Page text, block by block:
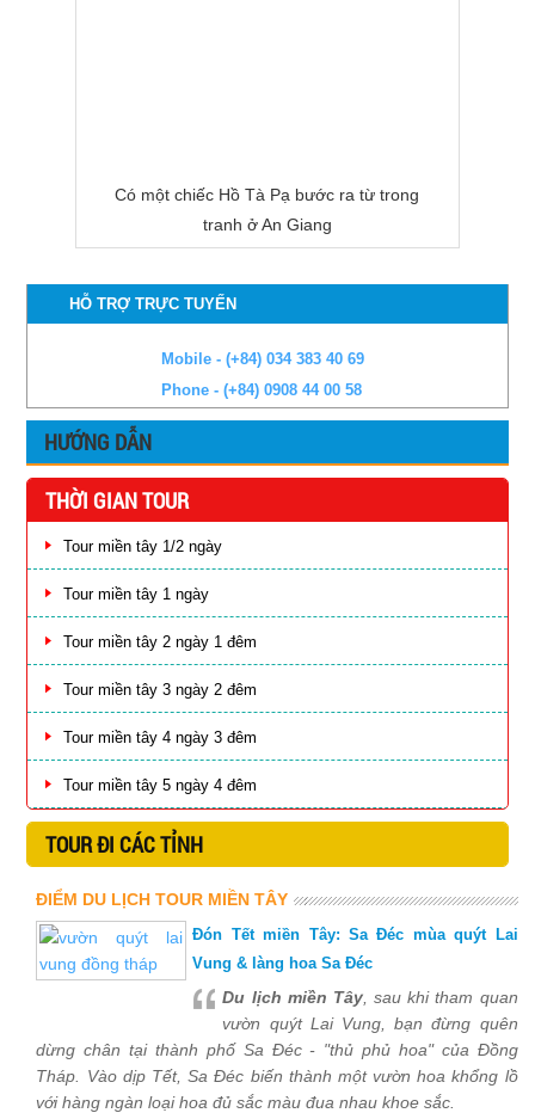
Có một chiếc Hồ Tà Pạ bước ra từ trong
tranh ở An Giang
HỖ TRỢ TRỰC TUYẾN
Mobile - (+84) 034 383 40 69
Phone - (+84) 0908 44 00 58
HƯỚNG DẪN
THỜI GIAN TOUR
Tour miền tây 1/2 ngày
Tour miền tây 1 ngày
Tour miền tây 2 ngày 1 đêm
Tour miền tây 3 ngày 2 đêm
Tour miền tây 4 ngày 3 đêm
Tour miền tây 5 ngày 4 đêm
TOUR ĐI CÁC TỈNH
ĐIỂM DU LỊCH TOUR MIỀN TÂY
Đón Tết miền Tây: Sa Đéc mùa quýt Lai
Vung & làng hoa Sa Đéc
Du lịch miền Tây, sau khi tham quan
vườn quýt Lai Vung, bạn đừng quên
dừng chân tại thành phố Sa Đéc - "thủ phủ hoa" của Đồng
Tháp. Vào dịp Tết, Sa Đéc biến thành một vườn hoa khổng lồ
với hàng ngàn loại hoa đủ sắc màu đua nhau khoe sắc.